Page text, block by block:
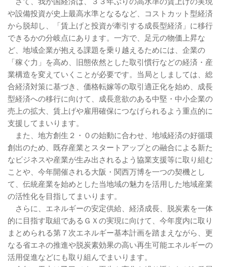
や設備投資が史上最高水準となるなど、コストカット型経済
から脱却し、「賃上げと投資が牽引する成長型経済」に移行
できるかの分岐点にあります。一方で、足元の物価上昇な
ど、地域企業が抱える課題を乗り越えるためには、企業の
「稼ぐ力」を高め、旧態依然とした取引慣行などの経済・産
業構造を変えていくことが必要です。当局としましては、総
合経済対策に基づき、価格転嫁等の取引適正化を始め、成長
型経済への移行に向けて、成長意欲のある中堅・中小企業の
売上の拡大、賃上げや雇用確保につなげられるよう重点的に
支援してまいります。
また、地方創生２・０の始動に合わせ、地域経済の好循環
創出のため、既存産業とスタートアップとの融合による新た
なビジネスや産業が生み出されるよう協業支援等に取り組む
ことや、今年開催される大阪・関西万博を一つの契機とし
て、伝統産業を始めとした当地域の魅力を活用した地域産業
の活性化を目指してまいります。
さらに、エネルギーの安定供給、経済成長、脱炭素を一体
的に目指す取組であるＧＸの実現に向けて、今年度内に取り
まとめられる第７次エネルギー基本計画を踏まえながら、更
なる省エネの推進や脱炭素効果の高い再生可能エネルギーの
活用促進などにも取り組んでまいります。